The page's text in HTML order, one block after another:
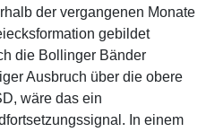
der vergangenen Monate
gebildet
die Bollinger Bänder
Ausbruch über die obere
wäre das ein
In einem